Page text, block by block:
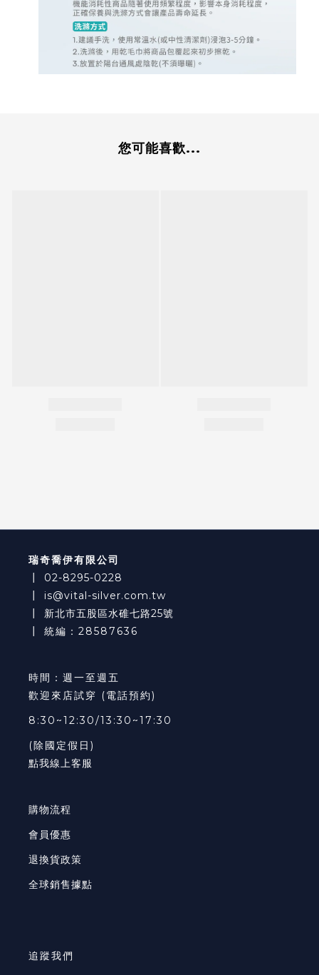
您可能喜歡...
瑞奇喬伊有限公司
02-8295-0228
is@vital-silver.com.tw
新北市五股區水碓七路25號
┃ 統編：28587636
時間：週一至週五
歡迎來店試穿 (電話預約)
8:30~12:30/13:30~17:30
(除國定假日)
點我線上客服
購物流程
會員優惠
退換貨政策
全球銷售據點
追蹤我們